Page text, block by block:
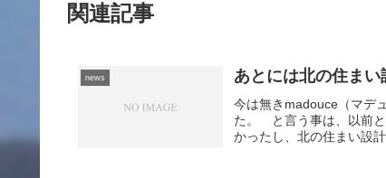
関連記事
news あとには北の住まい
今は無きmadouce（マデ
た。 と言う事は、以前
かったし、北の住まい設